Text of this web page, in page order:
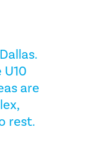
are
rest.